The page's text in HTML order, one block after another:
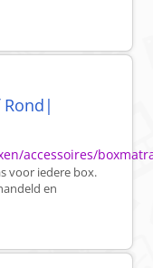
Rond|
accessoires/
voor iedere box.
en